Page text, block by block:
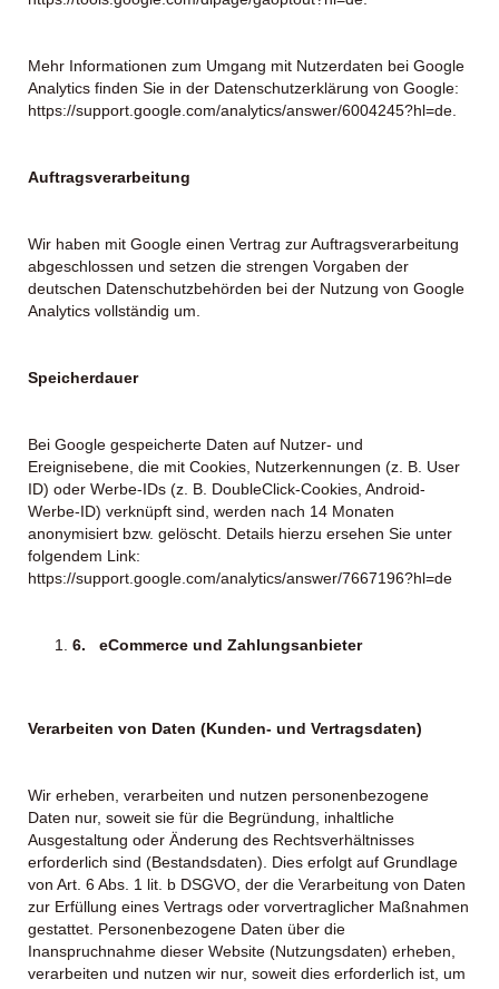
Mehr Informationen zum Umgang mit Nutzerdaten bei Google
Analytics finden Sie in der Datenschutzerklärung von Google:
https://support.google.com/analytics/answer/6004245?hl=de
Auftragsverarbeitung
Wir haben mit Google einen Vertrag zur Auftragsverarbeitung
abgeschlossen und setzen die strengen Vorgaben der
deutschen Datenschutzbehörden bei der Nutzung von Google
Analytics vollständig um.
Speicherdauer
Bei Google gespeicherte Daten auf Nutzer- und
Ereignisebene, die mit Cookies, Nutzerkennungen (z. B. User
ID) oder Werbe-IDs (z. B. DoubleClick-Cookies, Android-
Werbe-ID) verknüpft sind, werden nach 14 Monaten
anonymisiert bzw. gelöscht. Details hierzu ersehen Sie unter
folgendem Link:
https://support.google.com/analytics/answer/7667196?hl=de
6. eCommerce und Zahlungsanbieter
Verarbeiten von Daten (Kunden- und Vertragsdaten)
Wir erheben, verarbeiten und nutzen personenbezogene
Daten nur, soweit sie für die Begründung, inhaltliche
Ausgestaltung oder Änderung des Rechtsverhältnisses
erforderlich sind (Bestandsdaten). Dies erfolgt auf Grundlage
von Art. 6 Abs. 1 lit. b DSGVO, der die Verarbeitung von Daten
zur Erfüllung eines Vertrags oder vorvertraglicher Maßnahmen
gestattet. Personenbezogene Daten über die
Inanspruchnahme dieser Website (Nutzungsdaten) erheben,
verarbeiten und nutzen wir nur, soweit dies erforderlich ist, um